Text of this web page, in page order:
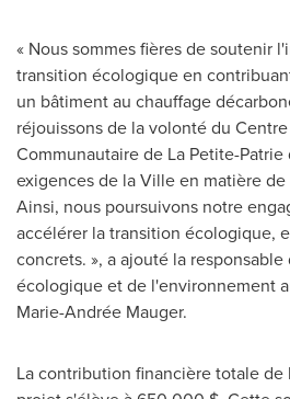
« Nous sommes fières de soutenir
transition écologique en
un bâtiment au chauffage
réjouissons de la volonté du
Communautaire de La Petite-
exigences de la Ville en matière de
Ainsi, nous poursuivons notre
accélérer la transition écologique,
concrets. », a ajouté la
écologique et de l'environnement
Marie-Andrée Mauger.
La contribution financière totale